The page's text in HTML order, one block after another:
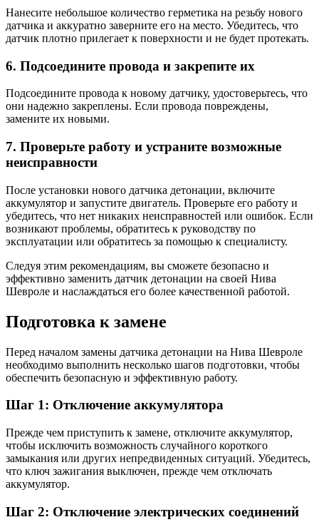
Нанесите небольшое количество герметика на резьбу нового
датчика и аккуратно заверните его на место. Убедитесь, что
датчик плотно прилегает к поверхности и не будет протекать.
6. Подсоедините провода и закрепите их
Подсоедините провода к новому датчику, удостоверьтесь, что
они надежно закреплены. Если провода повреждены,
замените их новыми.
7. Проверьте работу и устраните возможные
неисправности
После установки нового датчика детонации, включите
аккумулятор и запустите двигатель. Проверьте его работу и
убедитесь, что нет никаких неисправностей или ошибок. Если
возникают проблемы, обратитесь к руководству по
эксплуатации или обратитесь за помощью к специалисту.
Следуя этим рекомендациям, вы сможете безопасно и
эффективно заменить датчик детонации на своей Нива
Шевроле и наслаждаться его более качественной работой.
Подготовка к замене
Перед началом замены датчика детонации на Нива Шевроле
необходимо выполнить несколько шагов подготовки, чтобы
обеспечить безопасную и эффективную работу.
Шаг 1: Отключение аккумулятора
Прежде чем приступить к замене, отключите аккумулятор,
чтобы исключить возможность случайного короткого
замыкания или других непредвиденных ситуаций. Убедитесь,
что ключ зажигания выключен, прежде чем отключать
аккумулятор.
Шаг 2: Отключение электрических соединений